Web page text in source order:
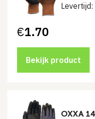
Levertijd:
€1.70
Bekijk product
OXXA